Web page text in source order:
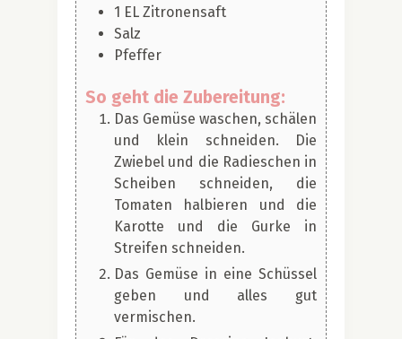
1 EL Zitronensaft
Salz
Pfeffer
So geht die Zubereitung:
Das Gemüse waschen, schälen
und klein schneiden. Die
Zwiebel und die Radieschen in
Scheiben schneiden, die
Tomaten halbieren und die
Karotte und die Gurke in
Streifen schneiden.
Das Gemüse in eine Schüssel
geben und alles gut
vermischen.